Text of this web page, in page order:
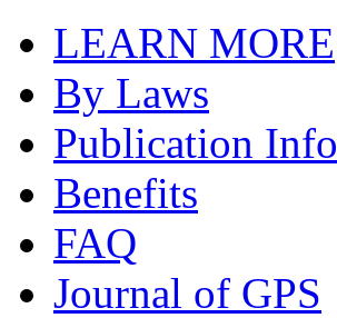
LEARN MORE
By Laws
Publication Info
Benefits
FAQ
Journal of GPS